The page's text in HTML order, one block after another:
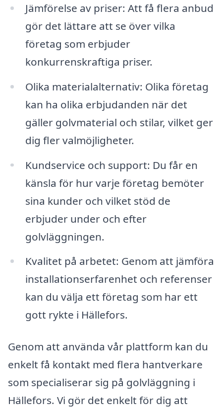
Jämförelse av priser: Att få flera anbud
gör det lättare att se över vilka
företag som erbjuder
konkurrenskraftiga priser.
Olika materialalternativ: Olika företag
kan ha olika erbjudanden när det
gäller golvmaterial och stilar, vilket ger
dig fler valmöjligheter.
Kundservice och support: Du får en
känsla för hur varje företag bemöter
sina kunder och vilket stöd de
erbjuder under och efter
golvläggningen.
Kvalitet på arbetet: Genom att jämföra
installationserfarenhet och referenser
kan du välja ett företag som har ett
gott rykte i Hällefors.
Genom att använda vår plattform kan du
enkelt få kontakt med flera hantverkare
som specialiserar sig på golvläggning i
Hällefors. Vi gör det enkelt för dig att